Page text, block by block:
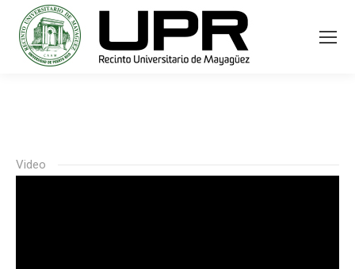
Video